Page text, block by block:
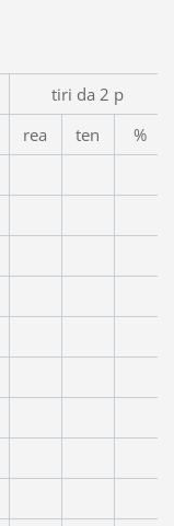
tiri da 2 p
rea ten
%